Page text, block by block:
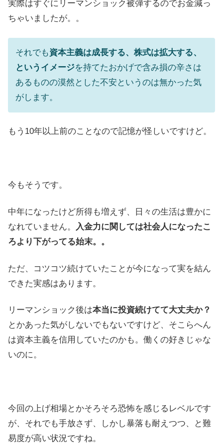
実際はすぐにリーマンショック被弾するのでお金減っ
ちゃいましたが。。
それでも資本主義は成長する、株式は拡大する、
というイメージを持てたおかげで含み損の辛さは
あるものの漠然とした不安というのは無かった気
がします。
もう10年以上前のことなので記憶が怪しいですけど。
今もそうです。
中年になったけど所得も増えず、日々の生活は豊かに
なれていません。
入金力に関しては社会人になったこ
ろより下がってる始末。。
ただ、コツコツ続けていたことが今になって実を結ん
できた実感はあります。
リーマンショック後は本当に投資続けてて大丈夫か？
とかあった気がしないでもないですけど、そこらへん
は資本主義を信用していたのかも。働くの好きじゃな
いのに。
今回の上げ相場とかそろそろ恐怖を感じるレベルです
が、それでも手放さず、しかし暴落も耐えつつ、と難
易度が高い状況ですね。